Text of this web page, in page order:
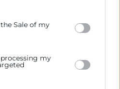
to grant or deny consent to
in below Google consent
Sale of my
my
de derecho público,
empresas.
y defender los intereses